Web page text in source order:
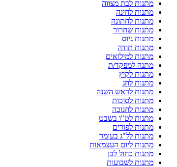
מתנות לבת מצווה
מתנות לחינה
מתנות לחתונה
מתנות שחרור
מתנות גיוס
מתנות תודה
מתנות למילואים
מתנה למפקד/ת
מתנות לקיץ
מתנות לחג
מתנות לראש השנה
מתנות לסוכות
מתנות לחנוכה
מתנות לט"ו בשבט
מתנות לפורים
מתנות לל"ג בעומר
מתנות ליום העצמאות
מתנות כחול לבן
מתנות לשבועות